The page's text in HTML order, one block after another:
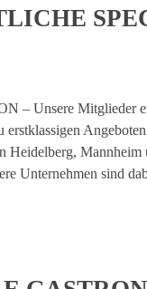
– Unsere Mitglieder
erstklassigen
Heidelberg, Mannheim
Unternehmen sind